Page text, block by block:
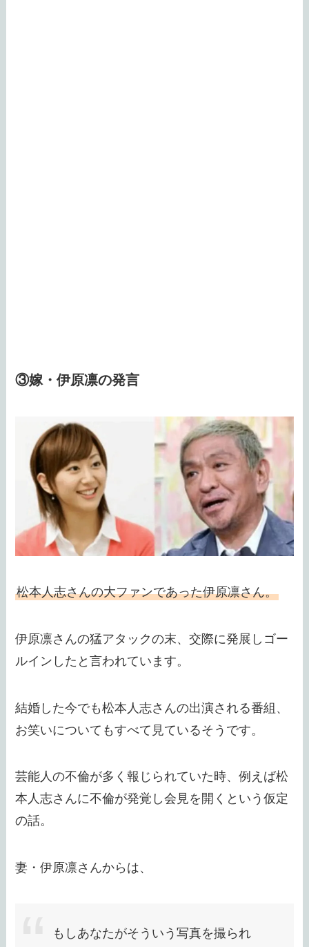
③嫁・伊原凛の発言
松本人志さんの大ファンであった伊原凛さん。
伊原凛さんの猛アタックの末、交際に発展しゴー
ルインしたと言われています。
結婚した今でも松本人志さんの出演される番組、
お笑いについてもすべて見ているそうです。
芸能人の不倫が多く報じられていた時、例えば松
本人志さんに不倫が発覚し会見を開くという仮定
の話。
妻・伊原凛さんからは、
もしあなたがそういう写真を撮られ